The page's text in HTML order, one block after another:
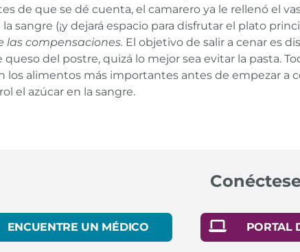
de que se dé cuenta, el camarero ya le rellenó el
la sangre (¡y dejará espacio para disfrutar el plato
las compensaciones. El objetivo de salir a cenar es
queso del postre, quizá lo mejor sea evitar la pasta.
los alimentos más importantes antes de empezar a
el azúcar en la sangre.
ENCUENTRE UN MÉDICO PORTAL